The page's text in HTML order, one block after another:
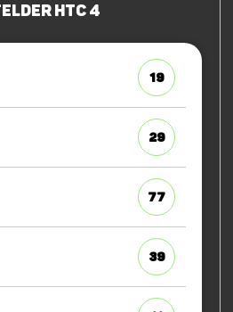
HTC 4
19
29
77
39